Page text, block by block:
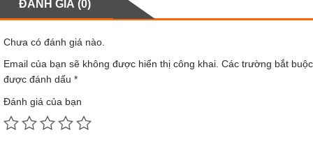
ĐÁNH GIÁ (0)
Chưa có đánh giá nào.
Email của bạn sẽ không được hiển thị công khai. Các trường bắt buộc
được đánh dấu *
Đánh giá của bạn